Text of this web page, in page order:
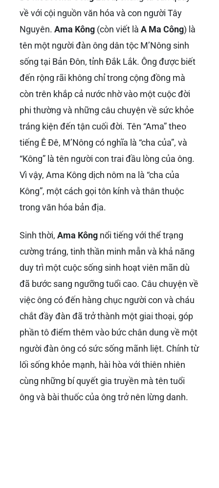
về với cội nguồn văn hóa và con người Tây
Nguyên. Ama Kông (còn viết là A Ma Công) là
tên một người đàn ông dân tộc M’Nông sinh
sống tại Bản Đôn, tỉnh Đắk Lắk. Ông được biết
đến rộng rãi không chỉ trong cộng đồng mà
còn trên khắp cả nước nhờ vào một cuộc đời
phi thường và những câu chuyện về sức khỏe
tráng kiện đến tận cuối đời. Tên “Ama” theo
tiếng Ê Đê, M’Nông có nghĩa là “cha của”, và
“Kông” là tên người con trai đầu lòng của ông.
Vì vậy, Ama Kông dịch nôm na là “cha của
Kông”, một cách gọi tôn kính và thân thuộc
trong văn hóa bản địa.
Sinh thời, Ama Kông nổi tiếng với thể trạng
cường tráng, tinh thần minh mẫn và khả năng
duy trì một cuộc sống sinh hoạt viên mãn dù
đã bước sang ngưỡng tuổi cao. Câu chuyện về
việc ông có đến hàng chục người con và cháu
chắt đầy đàn đã trở thành một giai thoại, góp
phần tô điểm thêm vào bức chân dung về một
người đàn ông có sức sống mãnh liệt. Chính từ
lối sống khỏe mạnh, hài hòa với thiên nhiên
cùng những bí quyết gia truyền mà tên tuổi
ông và bài thuốc của ông trở nên lừng danh.